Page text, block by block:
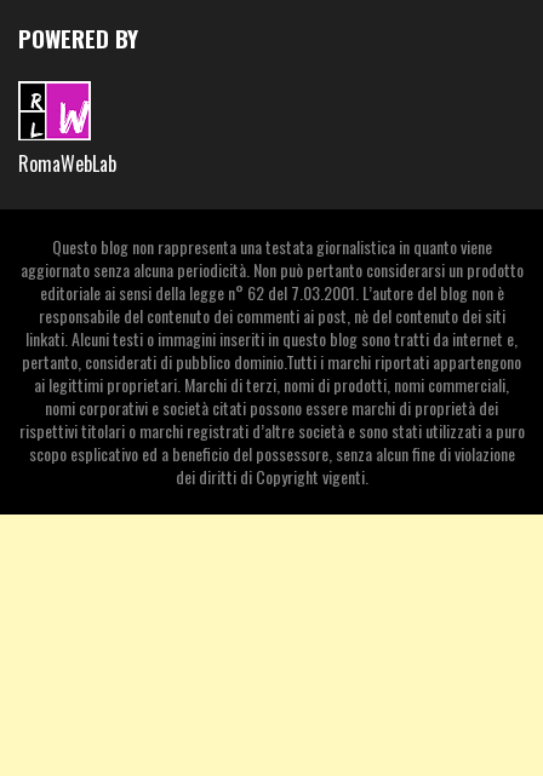
POWERED BY
RomaWebLab
Questo blog non rappresenta una testata giornalistica in quanto viene
aggiornato senza alcuna periodicità. Non può pertanto considerarsi un prodotto
editoriale ai sensi della legge n° 62 del 7.03.2001. L’autore del blog non è
responsabile del contenuto dei commenti ai post, nè del contenuto dei siti
linkati. Alcuni testi o immagini inseriti in questo blog sono tratti da internet e,
pertanto, considerati di pubblico dominio.Tutti i marchi riportati appartengono
ai legittimi proprietari. Marchi di terzi, nomi di prodotti, nomi commerciali,
nomi corporativi e società citati possono essere marchi di proprietà dei
rispettivi titolari o marchi registrati d’altre società e sono stati utilizzati a puro
scopo esplicativo ed a beneficio del possessore, senza alcun fine di violazione
dei diritti di Copyright vigenti.